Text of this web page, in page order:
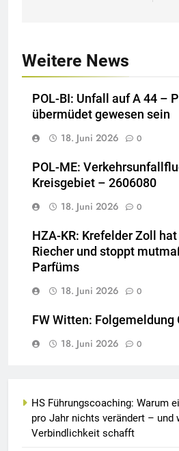
Weitere News
POL-BI: Unfall auf A 44 –
übermüdet gewesen sein
18. Juni 2026
0
POL-ME:
Kreisgebiet – 2606080
18. Juni 2026
0
HZA-KR: Krefelder Zoll
Riecher und stoppt
Parfüms
18. Juni 2026
0
FW Witten: Folgemeldung
18. Juni 2026
0
HS Führungscoaching: Warum
pro Jahr nichts verändert – und
Verbindlichkeit schafft